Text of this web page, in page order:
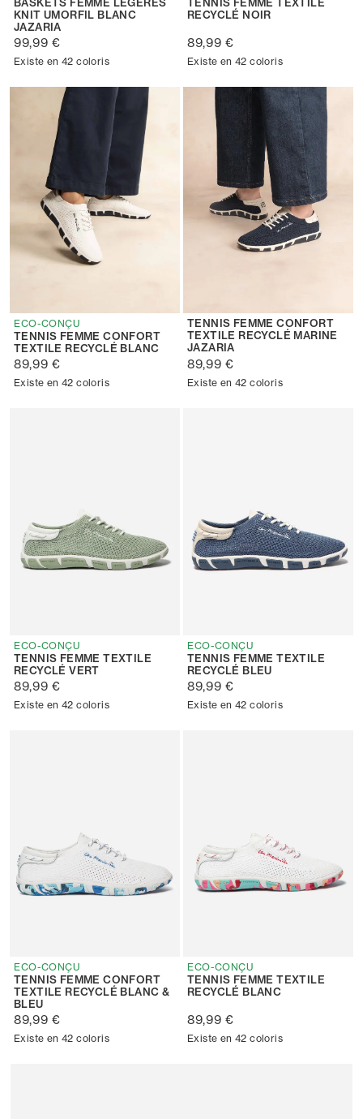
KNIT UMORFIL BLANC
JAZARIA
99,99 €
Existe en 42 coloris
RECYCLÉ NOIR
89,99 €
Existe en 42 coloris
ECO-CONÇU
TENNIS FEMME CONFORT
TEXTILE RECYCLÉ BLANC
89,99 €
Existe en 42 coloris
TENNIS FEMME CONFORT
TEXTILE RECYCLÉ MARINE
JAZARIA
89,99 €
Existe en 42 coloris
ECO-CONÇU
TENNIS FEMME TEXTILE
RECYCLÉ VERT
89,99 €
Existe en 42 coloris
ECO-CONÇU
TENNIS FEMME TEXTILE
RECYCLÉ BLEU
89,99 €
Existe en 42 coloris
ECO-CONÇU
TENNIS FEMME CONFORT
TEXTILE RECYCLÉ BLANC &
BLEU
89,99 €
Existe en 42 coloris
ECO-CONÇU
TENNIS FEMME TEXTILE
RECYCLÉ BLANC
89,99 €
Existe en 42 coloris